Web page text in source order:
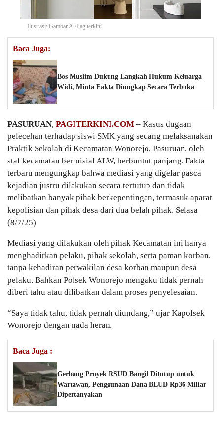
Ilustrasi: Gambar AI/Pagiterkini.
Baca Juga:
Bos Muslim Dukung Langkah Hukum Keluarga
Widi, Minta Fakta Diungkap Secara Terbuka
PASURUAN, PAGITERKINI.COM – Kasus dugaan
pelecehan terhadap siswi SMK yang sedang melaksanakan
Praktik Sekolah di Kecamatan Wonorejo, Pasuruan, oleh
staf kecamatan berinisial ALW, berbuntut panjang. Fakta
terbaru mengungkap bahwa mediasi yang digelar pasca
kejadian justru dilakukan secara tertutup dan tidak
melibatkan banyak pihak berkepentingan, termasuk aparat
kepolisian dan pihak desa dari dua belah pihak. Selasa
(8/7/25)
Mediasi yang dilakukan oleh pihak Kecamatan ini hanya
menghadirkan pelaku, pihak sekolah, serta paman korban,
tanpa kehadiran perwakilan desa korban maupun desa
pelaku. Bahkan Polsek Wonorejo mengaku tidak pernah
diberi tahu atau dilibatkan dalam proses penyelesaian.
“Saya tidak tahu, tidak pernah diundang,” ujar Kapolsek
Wonorejo dengan nada heran.
Baca Juga :
Gerbang Proyek RSUD Bangil Ditutup untuk
Wartawan, Penggunaan Dana BLUD Rp36 Miliar
Dipertanyakan